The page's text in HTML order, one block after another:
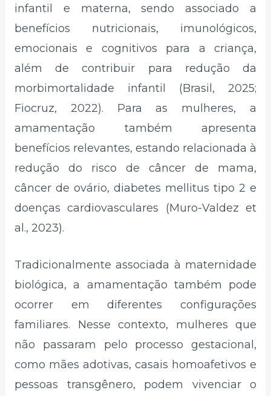
infantil e materna, sendo associado a
benefícios nutricionais, imunológicos,
emocionais e cognitivos para a criança,
além de contribuir para redução da
morbimortalidade infantil (Brasil, 2025;
Fiocruz, 2022). Para as mulheres, a
amamentação também apresenta
benefícios relevantes, estando relacionada à
redução do risco de câncer de mama,
câncer de ovário, diabetes mellitus tipo 2 e
doenças cardiovasculares (Muro-Valdez et
al., 2023).
Tradicionalmente associada à maternidade
biológica, a amamentação também pode
ocorrer em diferentes configurações
familiares. Nesse contexto, mulheres que
não passaram pelo processo gestacional,
como mães adotivas, casais homoafetivos e
pessoas transgênero, podem vivenciar o